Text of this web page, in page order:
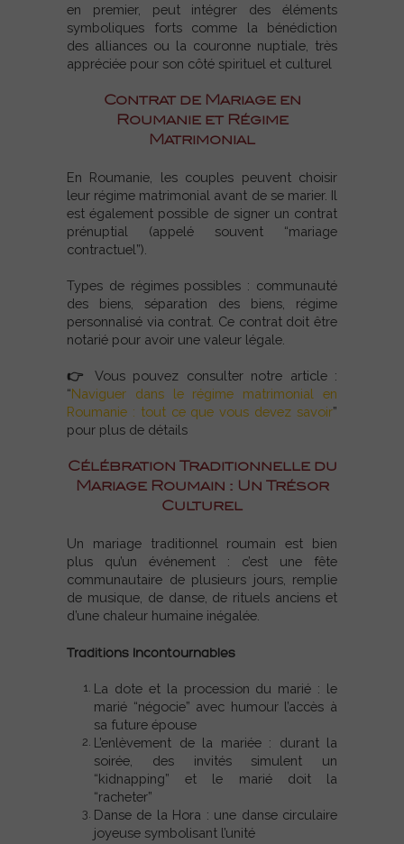
en premier, peut intégrer des éléments
symboliques forts comme la bénédiction
des alliances ou la couronne nuptiale, très
appréciée pour son côté spirituel et culturel
Contrat de Mariage en
Roumanie et Régime
Matrimonial
En Roumanie, les couples peuvent choisir
leur régime matrimonial avant de se marier. Il
est également possible de signer un contrat
prénuptial (appelé souvent “mariage
contractuel”).
Types de régimes possibles : communauté
des biens, séparation des biens, régime
personnalisé via contrat. Ce contrat doit être
notarié pour avoir une valeur légale.
👉 Vous pouvez consulter notre article :
“Naviguer dans le régime matrimonial en
Roumanie : tout ce que vous devez savoir”
pour plus de détails
Célébration Traditionnelle du
Mariage Roumain : Un Trésor
Culturel
Un mariage traditionnel roumain est bien
plus qu’un événement : c’est une fête
communautaire de plusieurs jours, remplie
de musique, de danse, de rituels anciens et
d’une chaleur humaine inégalée.
Traditions Incontournables
La dote et la procession du marié : le
marié “négocie” avec humour l’accès à
sa future épouse
L’enlèvement de la mariée : durant la
soirée, des invités simulent un
“kidnapping” et le marié doit la
“racheter”
Danse de la Hora : une danse circulaire
joyeuse symbolisant l’unité